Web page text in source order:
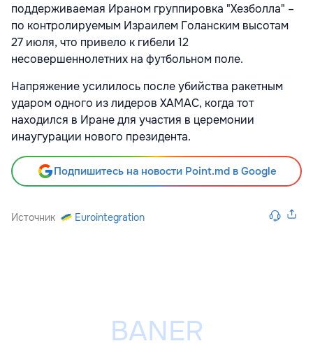
поддерживаемая Ираном группировка "Хезболла" –
по контролируемым Израилем Голанским высотам
27 июля, что привело к гибели 12
несовершеннолетних на футбольном поле.
Напряжение усилилось после убийства ракетным
ударом одного из лидеров ХАМАС, когда тот
находился в Иране для участия в церемонии
инаугурации нового президента.
Подпишитесь на новости Point.md в Google
Источник Eurointegration